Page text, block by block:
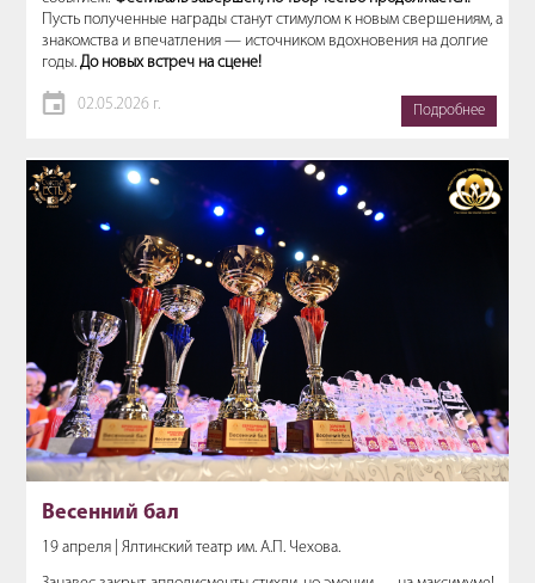
Пусть полученные награды станут стимулом к новым свершениям, а
знакомства и впечатления — источником вдохновения на долгие
годы. До новых встреч на сцене!
02.05.2026 г. Подробнее
Весенний бал
19 апреля | Ялтинский театр им. А.П. Чехова.